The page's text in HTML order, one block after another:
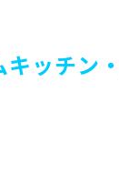
ッチン